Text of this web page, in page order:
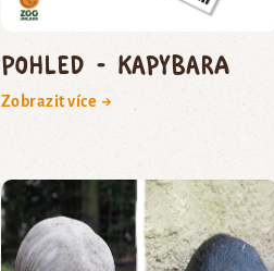
Pohled - kapybara
Zobrazit více →